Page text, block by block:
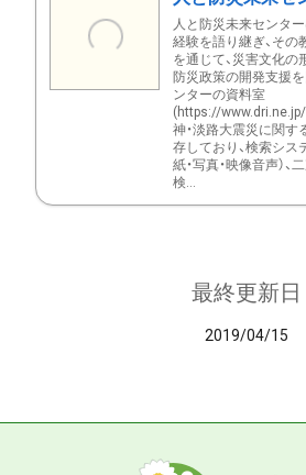
人と防災未来センター
経験を語り継ぎ、その
を通じて、災害文化の
防災政策の開発支援
ンターの資料室
(https://
神・淡路大震災に関す
存しており、検索シス
紙・写真・映像音声）、
検...
最終更新日
2019/04/15